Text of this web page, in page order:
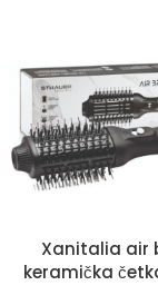
Xanitalia air
keramička